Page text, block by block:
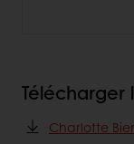
Télécharger
Charlotte